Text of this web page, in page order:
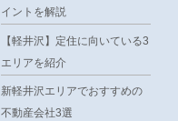
イントを解説
【軽井沢】定住に向いている3
エリアを紹介
新軽井沢エリアでおすすめの
不動産会社3選